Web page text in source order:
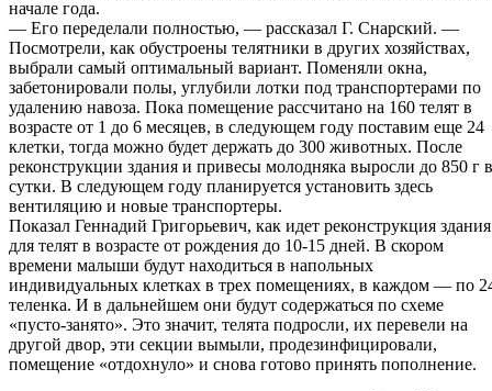
начале года.
— Его переделали полностью, — рассказал Г. Снарский. —
Посмотрели, как обустроены телятники в других хозяйствах,
выбрали самый оптимальный вариант. Поменяли окна,
забетонировали полы, углубили лотки под транспортерами по
удалению навоза. Пока помещение рассчитано на 160 телят в
возрасте от 1 до 6 месяцев, в следующем году поставим еще 24
клетки, тогда можно будет держать до 300 животных. После
реконструкции здания и привесы молодняка выросли до 850 г в
сутки. В следующем году планируется установить здесь
вентиляцию и новые транспортеры.
Показал Геннадий Григорьевич, как идет реконструкция здания
для телят в возрасте от рождения до 10-15 дней. В скором
времени малыши будут находиться в напольных
индивидуальных клетках в трех помещениях, в каждом — по
теленка. И в дальнейшем они будут содержаться по схеме
«пусто-занято». Это значит, телята подросли, их перевели на
другой двор, эти секции вымыли, продезинфицировали,
помещение «отдохнуло» и снова готово принять пополнение.